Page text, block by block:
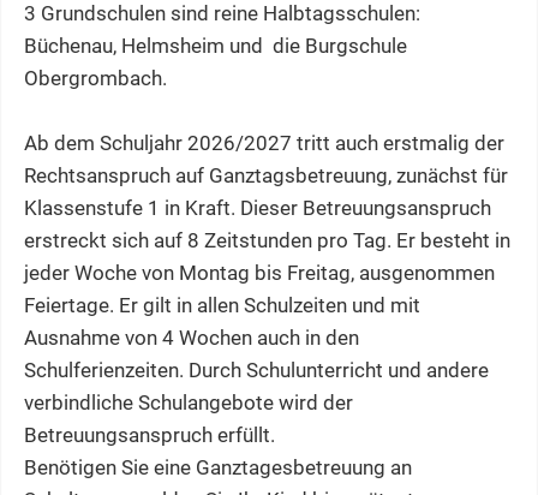
3 Grundschulen sind reine Halbtagsschulen:
Büchenau, Helmsheim und die Burgschule
Obergrombach.
Ab dem Schuljahr 2026/2027 tritt auch erstmalig der
Rechtsanspruch auf Ganztagsbetreuung, zunächst für
Klassenstufe 1 in Kraft. Dieser Betreuungsanspruch
erstreckt sich auf 8 Zeitstunden pro Tag. Er besteht in
jeder Woche von Montag bis Freitag, ausgenommen
Feiertage. Er gilt in allen Schulzeiten und mit
Ausnahme von 4 Wochen auch in den
Schulferienzeiten. Durch Schulunterricht und andere
verbindliche Schulangebote wird der
Betreuungsanspruch erfüllt.
Benötigen Sie eine Ganztagesbetreuung an